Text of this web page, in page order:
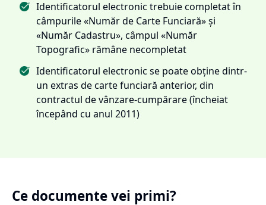
Identificatorul electronic trebuie completat în
câmpurile «Număr de Carte Funciară» și
«Număr Cadastru», câmpul «Număr
Topografic» rămâne necompletat
Identificatorul electronic se poate obține dintr-
un extras de carte funciară anterior, din
contractul de vânzare-cumpărare (încheiat
începând cu anul 2011)
Ce documente vei primi?